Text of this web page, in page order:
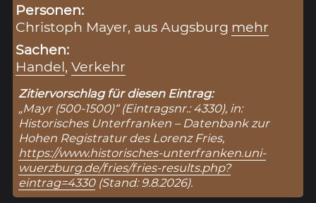
Personen:
Christoph Mayer, aus Augsburg mehr
Sachen:
Handel,Verkehr
Zitiervorschlag für diesen Eintrag:
„Mayr (500-1500)“ (Eintragsnr.: 4330), in:
Historisches Unterfranken – Datenbank zur
Hohen Registratur des Lorenz Fries,
https://www.historisches-unterfranken.uni-
wuerzburg.de/fries/fries-results.php?
eintrag=4330(Stand: 9.8.2026).